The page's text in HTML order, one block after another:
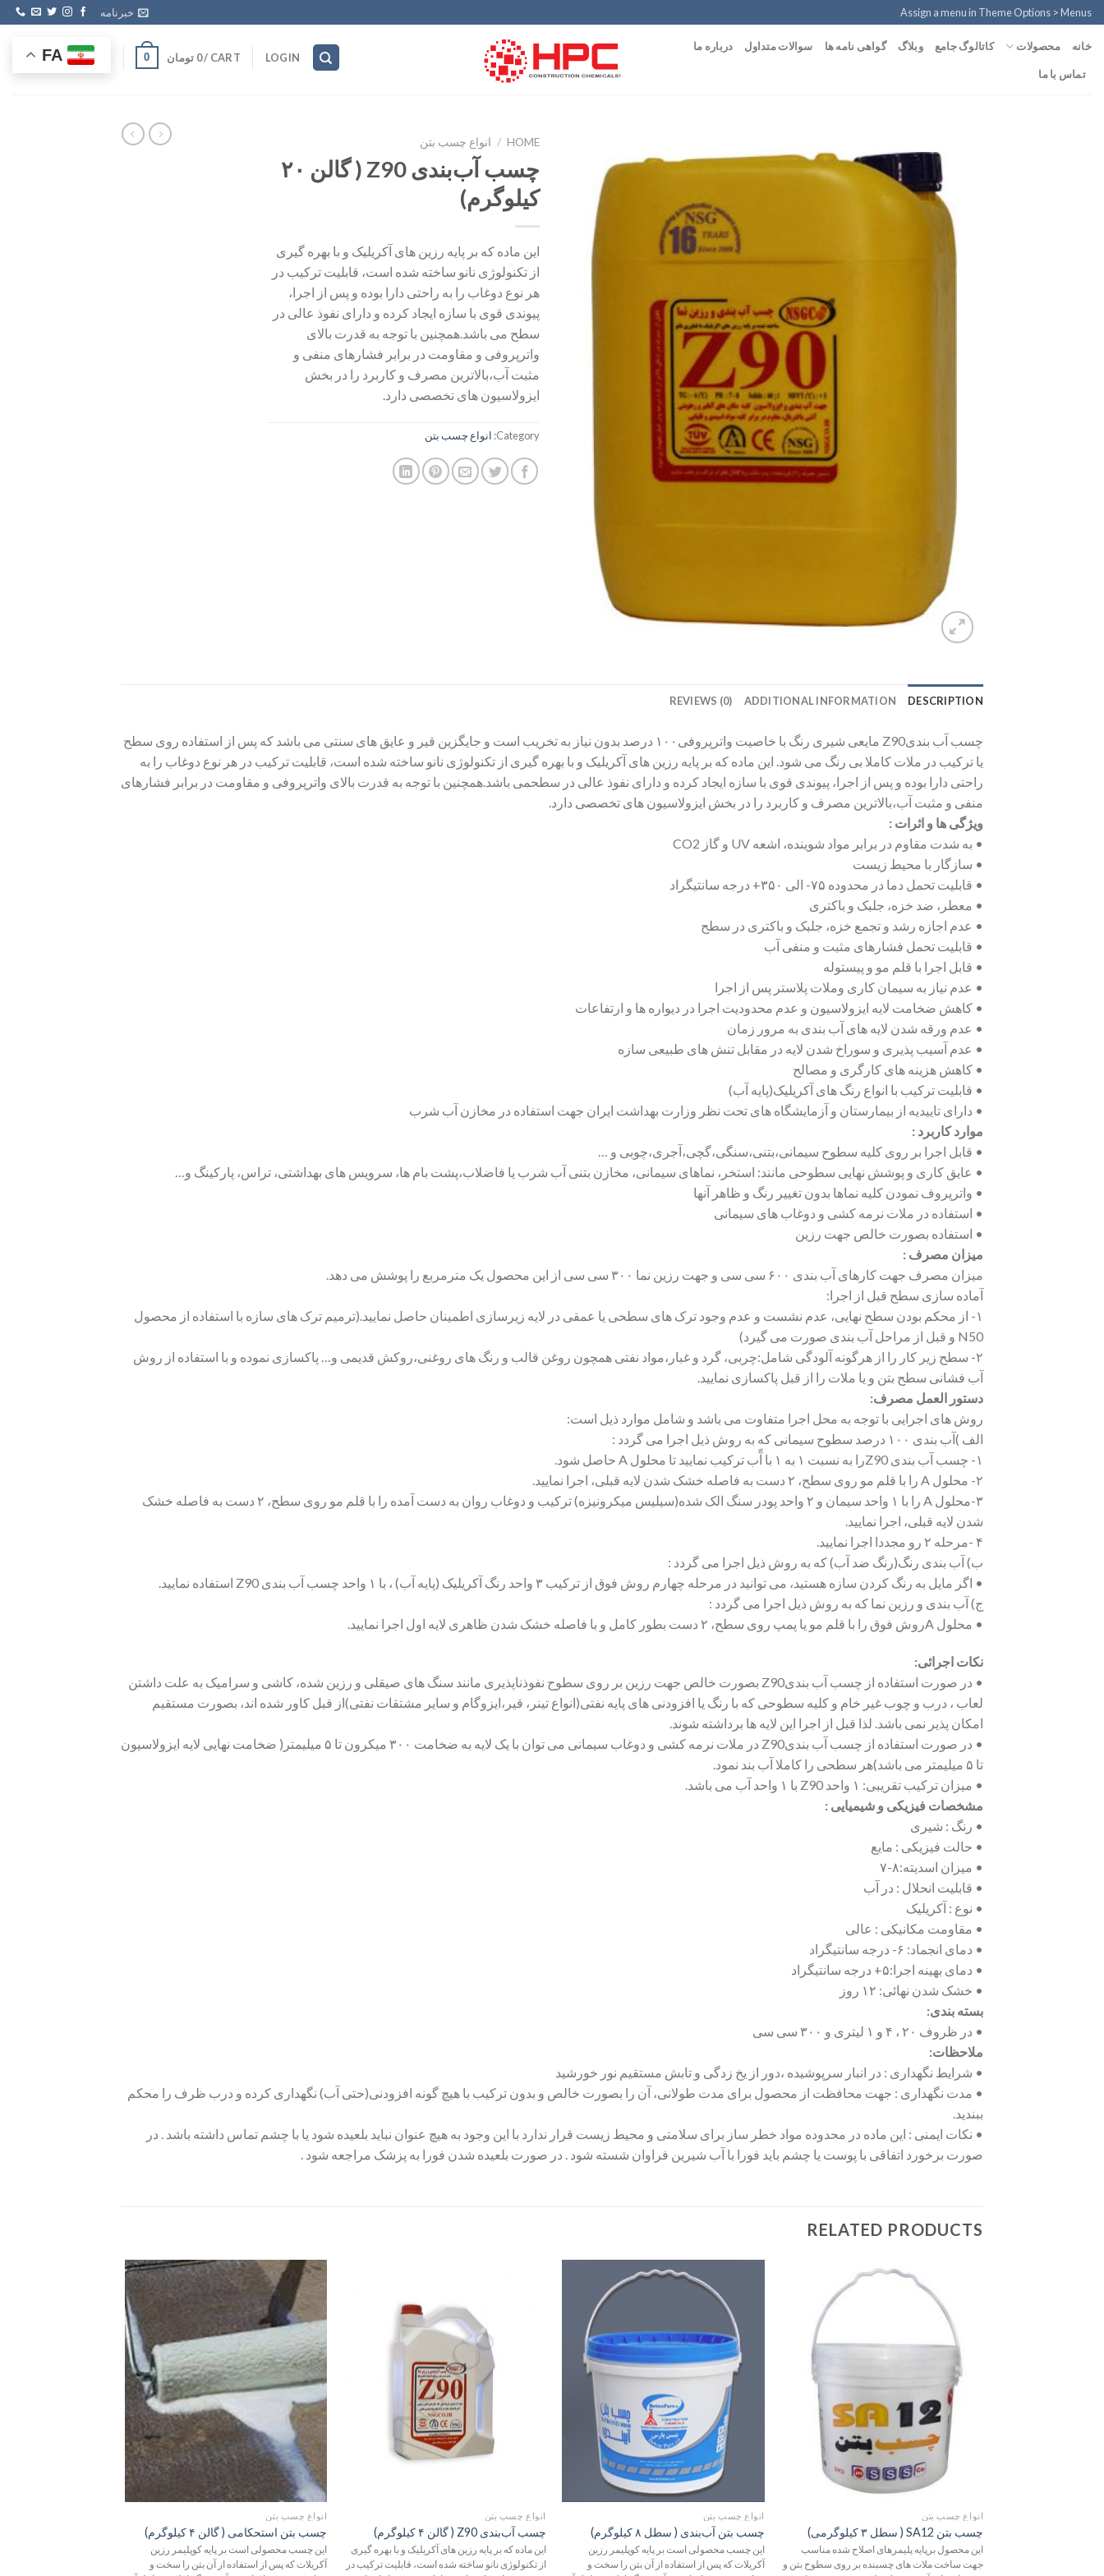
Skip
to
content
Assign a menu in Theme Options > Menus خبرنامه
خانه محصولات کاتالوگ جامع وبلاگ گواهی نامه ها سوالات متداول درباره ما
تماس با ما
LOGIN
CART /
0 تومان 0
FA
افزودن
علاقه
مندی
HOME
/ انواع چسب بتن
چسب آب‌بندی Z90 ( گالن ۲۰
کیلوگرم)
این ماده که بر پایه رزین های آکریلیک و با بهره گیری
از تکنولوژی نانو ساخته شده است، قابلیت ترکیب در
هر نوع دوغاب را به راحتی دارا بوده و پس از اجرا،
پیوندی قوی با سازه ایجاد کرده و دارای نفوذ عالی در
سطح می باشد.همچنین با توجه به قدرت بالای
واترپروفی و مقاومت در برابر فشارهای منفی و
مثبت آب،بالاترین مصرف و کاربرد را در بخش
ایزولاسیون های تخصصی دارد.
Category: انواع چسب بتن
DESCRIPTION
ADDITIONAL INFORMATION
REVIEWS (0)
چسب آب بندیZ90 مایعی شیری رنگ با خاصیت واترپروفی۱۰۰ درصد بدون نیاز به تخریب است و جایگزین قیر و عایق های سنتی می باشد که پس از استفاده روی سطح
یا ترکیب در ملات کاملا بی رنگ می شود. این ماده که بر پایه رزین های آکریلیک و با بهره گیری از تکنولوژی نانو ساخته شده است، قابلیت ترکیب در هر نوع دوغاب را به
راحتی دارا بوده و پس از اجرا، پیوندی قوی با سازه ایجاد کرده و دارای نفوذ عالی در سطحمی باشد.همچنین با توجه به قدرت بالای واترپروفی و مقاومت در برابر فشارهای
منفی و مثبت آب،بالاترین مصرف و کاربرد را در بخش ایزولاسیون های تخصصی دارد.
ویژگی ها و اثرات :
• به شدت مقاوم در برابر مواد شوینده، اشعه UV و گاز CO2
• سازگار با محیط زیست
• قابلیت تحمل دما در محدوده ۷۵- الی ۳۵۰+ درجه سانتیگراد
• معطر، ضد خزه، جلبک و باکتری
• عدم اجازه رشد و تجمع خزه، جلبک و باکتری در سطح
• قابلیت تحمل فشارهای مثبت و منفی آب
• قابل اجرا با قلم مو و پیستوله
• عدم نیاز به سیمان کاری وملات پلاستر پس از اجرا
• کاهش ضخامت لایه ایزولاسیون و عدم محدودیت اجرا در دیواره ها و ارتفاعات
• عدم ورقه شدن لایه های آب بندی به مرور زمان
• عدم آسیب پذیری و سوراخ شدن لایه در مقابل تنش های طبیعی سازه
• کاهش هزینه های کارگری و مصالح
• قابلیت ترکیب با انواع رنگ های آکریلیک(پایه آب)
• دارای تاییدیه از بیمارستان و آزمایشگاه های تحت نظر وزارت بهداشت ایران جهت استفاده در مخازن آب شرب
موارد کاربرد :
• قابل اجرا بر روی کلیه سطوح سیمانی،بتنی،سنگی،گچی،آجری،چوبی و …
• عایق کاری و پوشش نهایی سطوحی مانند: استخر، نماهای سیمانی، مخازن بتنی آب شرب یا فاضلاب،پشت بام ها، سرویس های بهداشتی، تراس، پارکینگ و…
• واترپروف نمودن کلیه نماها بدون تغییر رنگ و ظاهر آنها
• استفاده در ملات نرمه کشی و دوغاب های سیمانی
• استفاده بصورت خالص جهت رزین
میزان مصرف :
میزان مصرف جهت کارهای آب بندی ۶۰۰ سی سی و جهت رزین نما ۳۰۰ سی سی از این محصول یک مترمربع را پوشش می دهد.
آماده سازی سطح قبل از اجرا:
۱- از محکم بودن سطح نهایی، عدم نشست و عدم وجود ترک های سطحی یا عمقی در لایه زیرسازی اطمینان حاصل نمایید.(ترمیم ترک های سازه با استفاده از محصول
N50 و قبل از مراحل آب بندی صورت می گیرد)
۲- سطح زیر کار را از هرگونه آلودگی شامل:چربی، گرد و غبار،مواد نفتی همچون روغن قالب و رنگ های روغنی،روکش قدیمی و… پاکسازی نموده و با استفاده از روش
آب فشانی سطح بتن و یا ملات را از قبل پاکسازی نمایید.
دستور العمل مصرف:
روش های اجرایی با توجه به محل اجرا متفاوت می باشد و شامل موارد ذیل است:
الف )آب بندی ۱۰۰ درصد سطوح سیمانی که به روش ذیل اجرا می گردد :
۱- چسب آب بندی Z90را به نسبت ۱ به ۱ با آّب ترکیب نمایید تا محلول A حاصل شود.
۲- محلول A را با قلم مو روی سطح، ۲ دست به فاصله خشک شدن لایه قبلی، اجرا نمایید.
۳-محلول A را با ۱ واحد سیمان و ۲ واحد پودر سنگ الک شده(سیلیس میکرونیزه) ترکیب و دوغاب روان به دست آمده را با قلم مو روی سطح، ۲ دست به فاصله خشک
شدن لایه قبلی، اجرا نمایید.
۴ -مرحله ۲ رو مجددا اجرا نمایید.
ب) آب بندی رنگ(رنگ ضد آب) که به روش ذیل اجرا می گردد :
• اگر مایل به رنگ کردن سازه هستید، می توانید در مرحله چهارم روش فوق از ترکیب ۳ واحد رنگ آکریلیک (پایه آب) ، با ۱ واحد چسب آب بندی Z90 استفاده نمایید.
ج) آب بندی و رزین نما که به روش ذیل اجرا می گردد :
• محلول Aروش فوق را با قلم مو یا پمپ روی سطح، ۲ دست بطور کامل و با فاصله خشک شدن ظاهری لایه اول اجرا نمایید.
نکات اجرائی:
• در صورت استفاده از چسب آب بندیZ90 بصورت خالص جهت رزین بر روی سطوح نفوذناپذیری مانند سنگ های صیقلی و رزین شده، کاشی و سرامیک به علت داشتن
لعاب ، درب و چوب غیر خام و کلیه سطوحی که با رنگ یا افزودنی های پایه نفتی(انواع تینر، قیر،ایزوگام و سایر مشتقات نفتی)از قبل کاور شده اند، بصورت مستقیم
امکان پذیر نمی باشد. لذا قبل از اجرا این لایه ها برداشته شوند.
• در صورت استفاده از چسب آب بندیZ90 در ملات نرمه کشی و دوغاب سیمانی می توان با یک لایه به ضخامت ۳۰۰ میکرون تا ۵ میلیمتر( ضخامت نهایی لایه ایزولاسیون
تا ۵ میلیمتر می باشد)هر سطحی را کاملا آب بند نمود.
• میزان ترکیب تقریبی: ۱ واحد Z90 با ۱ واحد آب می باشد.
مشخصات فیزیکی و شیمیایی :
• رنگ : شیری
• حالت فیزیکی : مایع
• میزان اسدیته:۸-۷
• قابلیت انحلال : در آب
• نوع : آکریلیک
• مقاومت مکانیکی : عالی
• دمای انجماد: ۶- درجه سانتیگراد
• دمای بهینه اجرا:۵+ درجه سانتیگراد
• خشک شدن نهائی: ۱۲ روز
بسته بندی:
• در ظروف ۲۰ ، ۴ و ۱ لیتری و ۳۰۰ سی سی
ملاحظات:
• شرایط نگهداری : در انبار سرپوشیده ،دور از یخ زدگی و تابش مستقیم نور خورشید
• مدت نگهداری : جهت محافظت از محصول برای مدت طولانی، آن را بصورت خالص و بدون ترکیب با هیچ گونه افزودنی(حتی آب) نگهداری کرده و درب ظرف را محکم
ببندید.
• نکات ایمنی : این ماده در محدوده مواد خطر ساز برای سلامتی و محیط زیست قرار ندارد با این وجود به هیچ عنوان نباید بلعیده شود یا با چشم تماس داشته باشد . در
صورت برخورد اتفاقی با پوست یا چشم باید فورا با آب شیرین فراوان شسته شود . در صورت بلعیده شدن فورا به پزشک مراجعه شود .
RELATED PRODUCTS
انواع چسب بتن
چسب بتن SA12 ( سطل ۳ کیلوگرمی)
این محصول برپایه پلیمرهای اصلاح شده مناسب
جهت ساخت ملات های چسبنده بر روی سطوح بتن و
علاقه
مندی
انواع چسب بتن
چسب بتن آب‌بندی ( سطل ۸ کیلوگرم)
این چسب محصولی است بر پایه کوپلیمر رزین
آکریلات که پس از استفاده از آن بتن را سخت و
انواع چسب بتن
چسب آب‌بندی Z90 ( گالن ۴ کیلوگرم)
این ماده که بر پایه رزین های آکریلیک و با بهره گیری
از تکنولوژی نانو ساخته شده است، قابلیت ترکیب در
افزودن
علاقه
مندی
ها
انواع چسب بتن
چسب بتن استحکامی ( گالن ۴ کیلوگرم)
این چسب محصولی است بر پایه کوپلیمر رزین
آکریلات که پس از استفاده از آن بتن را سخت و